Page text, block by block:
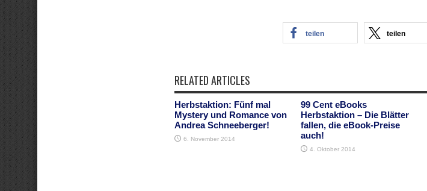
teilen teilen
RELATED ARTICLES
Herbstaktion: Fünf mal
Mystery und Romance von
Andrea Schneeberger!
6. November 2014
99 Cent eBooks
Herbstaktion – Die Blätter
fallen, die eBook-Preise
auch!
4. Oktober 2014